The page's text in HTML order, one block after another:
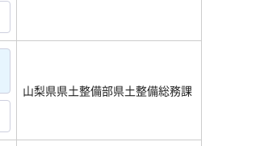
山梨県県土整備部県土整備総務課